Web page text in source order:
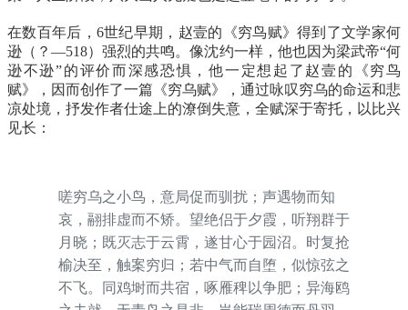
在数百年后，6世纪早期，赵壹的《穷鸟赋》得到了文学家何
逊（？—518）强烈的共鸣。像沈约一样，他也因为梁武帝“何
逊不逊”的评价而深感恐惧，他一定想起了赵壹的《穷鸟
赋》，因而创作了一篇《穷乌赋》，通过咏叹穷乌的命运和悲
凉处境，抒发作者仕途上的潦倒失意，全赋深于寄托，以比兴
见长：
嗟穷乌之小鸟，意局促而驯扰；声遇物而知
哀，翮排虚而不矫。望绝侣于夕霞，听翔群于
月晓；既灭志于云霄，遂甘心于园沼。时复抢
榆决至，触案穷归；若中气而自堕，似惊弦之
不飞。同鸡埘而共宿，啄雁稗以争肥；异海鸥